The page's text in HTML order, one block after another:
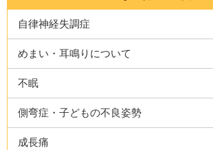
自律神経失調症
めまい・耳鳴りについて
不眠
側弯症・子どもの不良姿勢
成長痛